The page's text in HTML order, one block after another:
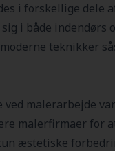
i forskellige dele
i både indendørs
teknikker
malerarbejde
malerfirmaer for
æstetiske